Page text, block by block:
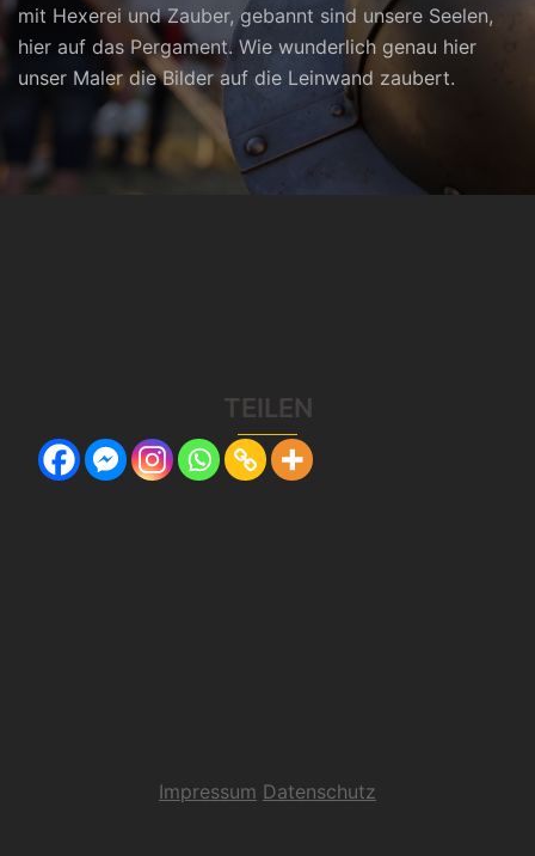
mit Hexerei und Zauber, gebannt sind unsere Seelen,
hier auf das Pergament. Wie wunderlich genau hier
unser Maler die Bilder auf die Leinwand zaubert.
TEILEN
Impressum Datenschutz